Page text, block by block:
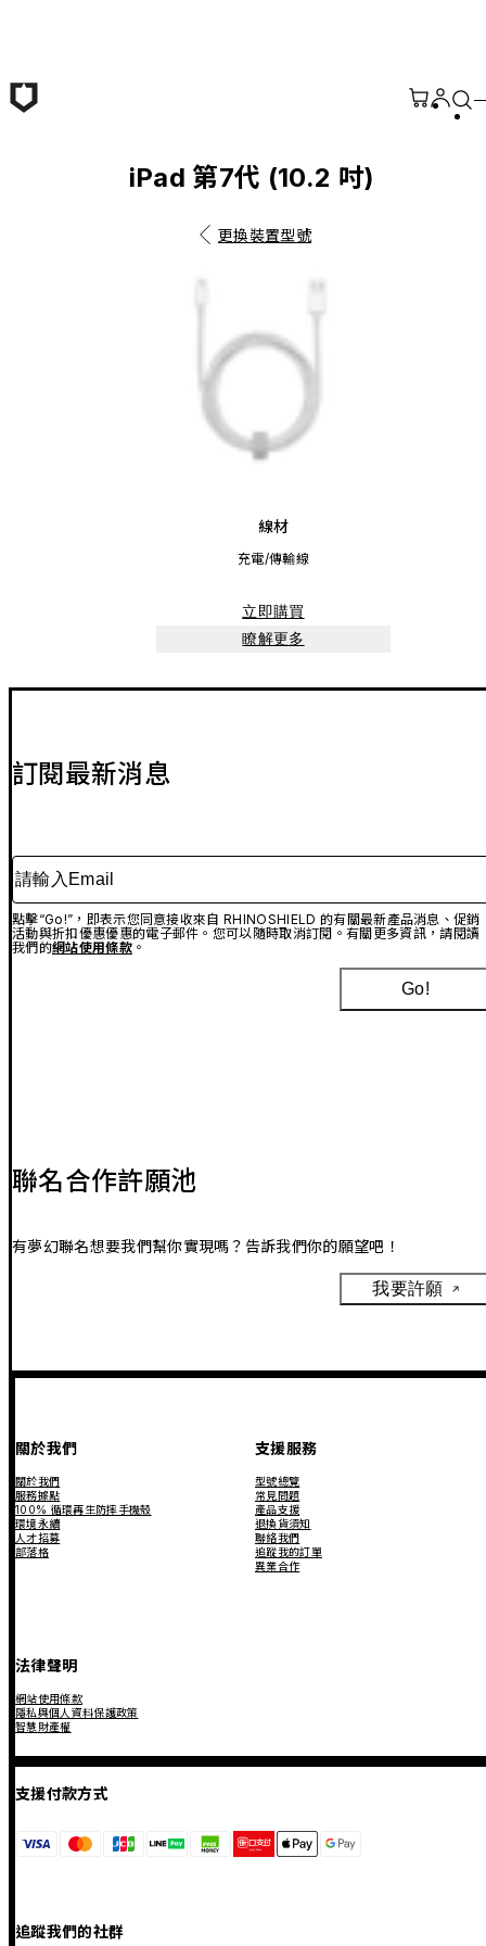
iPad 第7代 (10.2 吋)
更換裝置型號
線材
充電/傳輸線
立即購買
瞭解更多
訂閱最新消息
請輸入Email
點擊“Go!”，即表示您同意接收來自 RHINOSHIELD 的有關最新產品消息、促銷
活動與折扣優惠優惠的電子郵件。您可以隨時取消訂閱。有關更多資訊，請閱讀
我們的網站使用條款。
Go!
聯名合作許願池
有夢幻聯名想要我們幫你實現嗎？告訴我們你的願望吧！
我要許願
關於我們
關於我們
服務據點
100% 循環再生防摔手機殼
環境永續
人才招募
部落格
支援服務
型號總覽
常見問題
產品支援
退換貨須知
聯絡我們
追蹤我的訂單
異業合作
法律聲明
網站使用條款
隱私與個人資料保護政策
智慧財產權
支援付款方式
追蹤我們的社群